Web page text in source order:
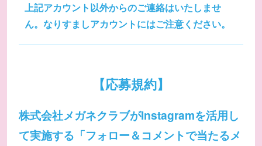
上記アカウント以外からのご連絡はいたしませ
ん。なりすましアカウントにはご注意ください。
【応募規約】
株式会社メガネクラブがInstagramを活用し
て実施する「フォロー＆コメントで当たるメ